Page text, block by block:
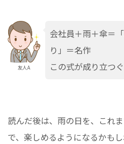
友人A
会社員＋雨＋傘＝
り」＝名作
この式が成り立つ
読んだ後は、雨の日を、これ
で、楽しめるようになるかも